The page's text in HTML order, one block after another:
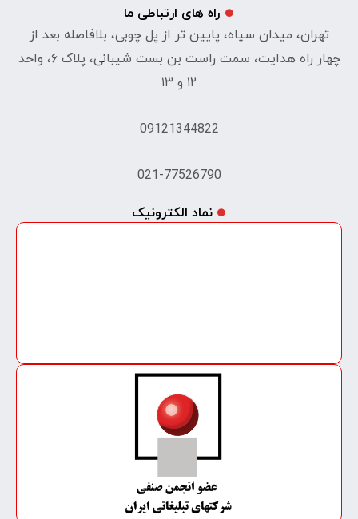
راه های ارتباطی ما
تهران، میدان سپاه، پایین تر از پل چوبی، بلافاصله بعد از
چهار راه هدایت، سمت راست بن بست شیبانی، پلاک ۶، واحد
۱۲ و ۱۳
09121344822
021-77526790
نماد الکترونیک